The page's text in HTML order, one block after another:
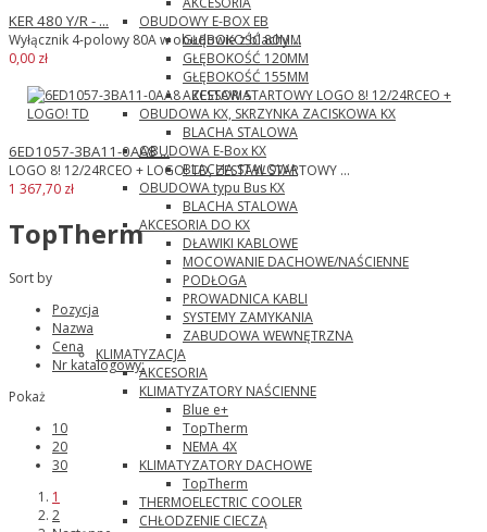
OBUDOWY E-BOX EB
GŁĘBOKOŚĆ 80MM
GŁĘBOKOŚĆ 120MM
GŁĘBOKOŚĆ 155MM
AKCESORIA
OBUDOWA KX, SKRZYNKA ZACISKOWA KX
BLACHA STALOWA
OBUDOWA E-Box KX
BLACHA STALOWA
OBUDOWA typu Bus KX
BLACHA STALOWA
AKCESORIA DO KX
DŁAWIKI KABLOWE
MOCOWANIE DACHOWE/NAŚCIENNE
PODŁOGA
PROWADNICA KABLI
SYSTEMY ZAMYKANIA
ZABUDOWA WEWNĘTRZNA
KLIMATYZACJA
AKCESORIA
KLIMATYZATORY NAŚCIENNE
Blue e+
TopTherm
NEMA 4X
KLIMATYZATORY DACHOWE
TopTherm
THERMOELECTRIC COOLER
CHŁODZENIE CIECZĄ
KER 480 Y/R - ...
Wyłącznik 4-polowy 80A w obudowie z blachy ...
0,00 zł
6ED1057-3BA11-0AA8 ...
LOGO 8! 12/24RCEO + LOGO! TD, ZESTAW STARTOWY ...
1 367,70 zł
TopTherm
Sort by
Pozycja
Nazwa
Cena
Nr katalogowy:
Pokaż
10
20
30
1
2